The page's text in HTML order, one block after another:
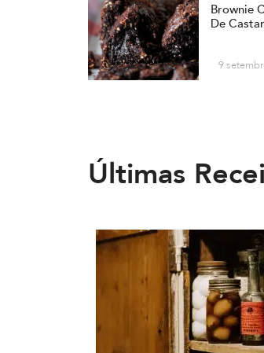
Brownie
De
9
Últimas